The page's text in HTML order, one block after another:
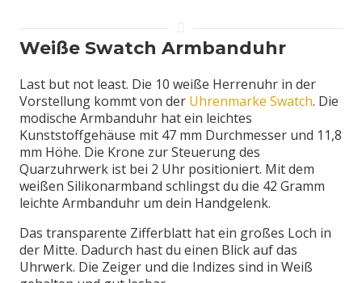
Weiße Swatch Armbanduhr
Last but not least. Die 10 weiße Herrenuhr in der
Vorstellung kommt von der Uhrenmarke Swatch. Die
modische Armbanduhr hat ein leichtes
Kunststoffgehäuse mit 47 mm Durchmesser und 11,8
mm Höhe. Die Krone zur Steuerung des
Quarzuhrwerk ist bei 2 Uhr positioniert. Mit dem
weißen Silikonarmband schlingst du die 42 Gramm
leichte Armbanduhr um dein Handgelenk.
Das transparente Zifferblatt hat ein großes Loch in
der Mitte. Dadurch hast du einen Blick auf das
Uhrwerk. Die Zeiger und die Indizes sind in Weiß